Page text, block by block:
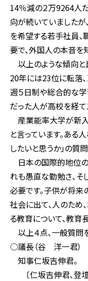
14％減の２万9264人
向が続いていましたが
を希望する若手社員、
要で、外国人の本音を
以上のような傾向と
20年には23位に転落、
週５日制や総合的な
だった人が高校を経て
産業能率大学が新入
と言っています。あ
したいと思うか」の質
日本の国際的地位の
れも愚直な勤勉さ、そ
必要です。子供が将来
社会に出て、人のため
る教育について、教育
以上４点、一般質問
○議長（谷 洋一君）
知事仁坂吉伸君。
〔仁坂吉伸君、登壇